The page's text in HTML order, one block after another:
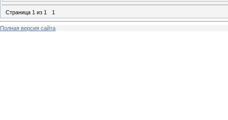
Страница 1 из 1 1
Полная версия сайта